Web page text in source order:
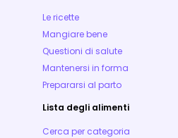
Le ricette
Mangiare bene
Questioni di salute
Mantenersi in forma
Prepararsi al parto
Lista degli alimenti
Cerca per categoria